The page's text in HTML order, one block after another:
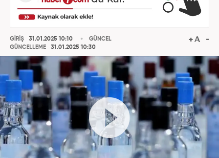
GİRİŞ
31.01.2025 10:10
GÜNCELLEME
31.01.2025 10:30
GÜNCEL